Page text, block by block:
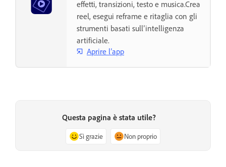
effetti, transizioni, testo e musica.Crea
reel, esegui reframe e ritaglia con gli
strumenti basati sull’intelligenza
artificiale.
Aprire l’app
Questa pagina è stata utile?
Sì grazie Non proprio